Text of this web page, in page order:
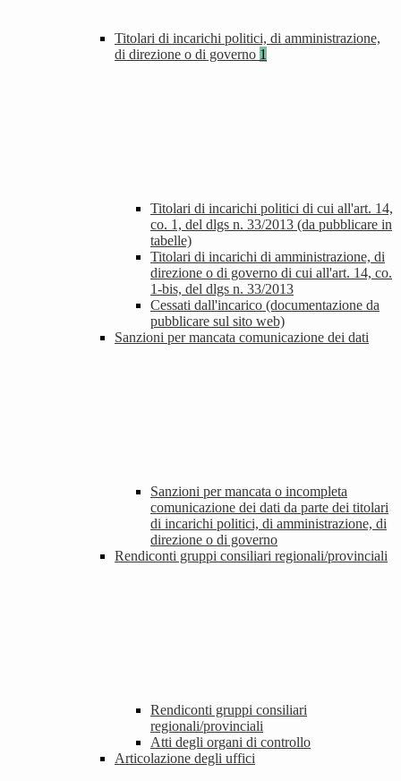
Titolari di incarichi politici, di amministrazione,
di direzione o di governo 1
Titolari di incarichi politici di cui all'art. 14,
co. 1, del dlgs n. 33/2013 (da pubblicare in
tabelle)
Titolari di incarichi di amministrazione, di
direzione o di governo di cui all'art. 14, co.
1-bis, del dlgs n. 33/2013
Cessati dall'incarico (documentazione da
pubblicare sul sito web)
Sanzioni per mancata comunicazione dei dati
Sanzioni per mancata o incompleta
comunicazione dei dati da parte dei titolari
di incarichi politici, di amministrazione, di
direzione o di governo
Rendiconti gruppi consiliari regionali/provinciali
Rendiconti gruppi consiliari
regionali/provinciali
Atti degli organi di controllo
Articolazione degli uffici